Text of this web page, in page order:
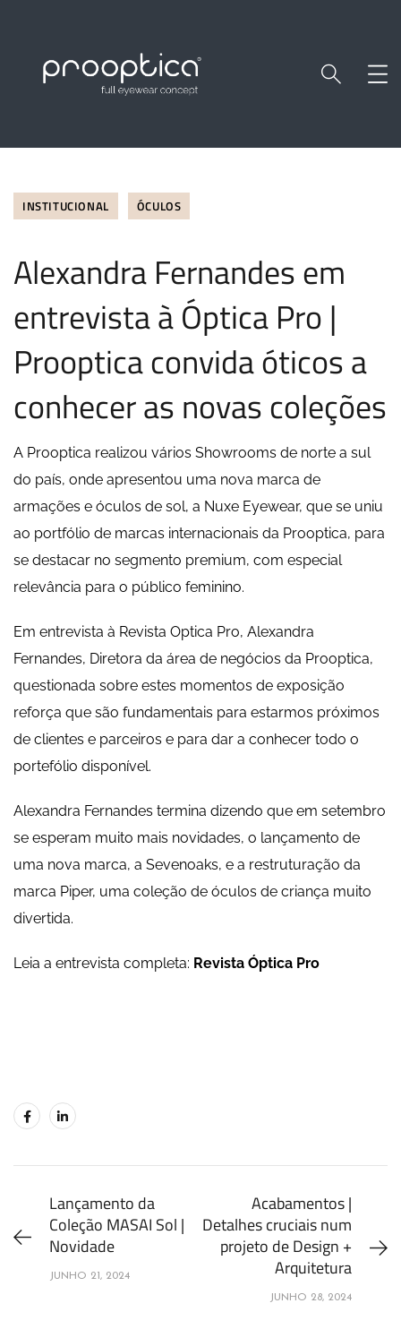
INSTITUCIONAL ÓCULOS
Alexandra Fernandes em
entrevista à Óptica Pro |
Prooptica convida óticos a
conhecer as novas coleções
A Prooptica realizou vários Showrooms de norte a sul
do país, onde apresentou uma nova marca de
armações e óculos de sol, a Nuxe Eyewear, que se uniu
ao portfólio de marcas internacionais da Prooptica, para
se destacar no segmento premium, com especial
relevância para o público feminino.
Em entrevista à Revista Optica Pro, Alexandra
Fernandes, Diretora da área de negócios da Prooptica,
questionada sobre estes momentos de exposição
reforça que são fundamentais para estarmos próximos
de clientes e parceiros e para dar a conhecer todo o
portefólio disponível.
Alexandra Fernandes termina dizendo que em setembro
se esperam muito mais novidades, o lançamento de
uma nova marca, a Sevenoaks, e a restruturação da
marca Piper, uma coleção de óculos de criança muito
divertida.
Leia a entrevista completa: Revista Óptica Pro
Lançamento da
Coleção MASAI Sol |
Novidade
JUNHO 21, 2024
Acabamentos |
Detalhes cruciais num
projeto de Design +
Arquitetura
JUNHO 28, 2024